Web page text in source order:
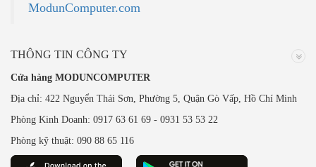
ModunComputer.com
THÔNG TIN CÔNG TY
Cửa hàng MODUNCOMPUTER
Địa chỉ: 422 Nguyển Thái Sơn, Phường 5, Quận Gò Vấp, Hồ Chí Minh
Phòng Kinh Doanh: 0917 63 61 69 - 0931 53 53 22
Phòng kỹ thuật: 090 88 65 116